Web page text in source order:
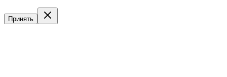
Принять